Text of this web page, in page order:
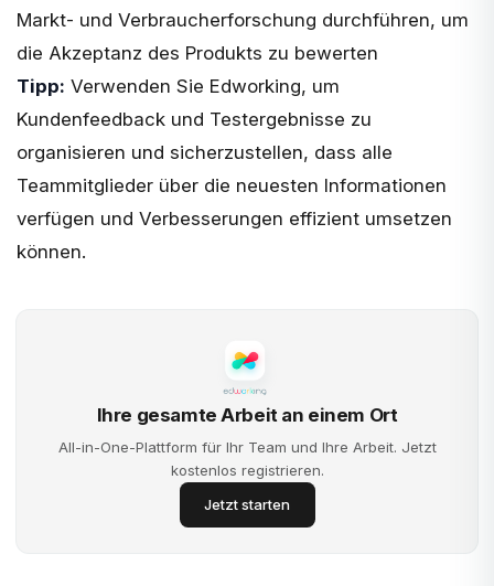
Markt- und Verbraucherforschung durchführen, um
die Akzeptanz des Produkts zu bewerten
Tipp: Verwenden Sie Edworking, um
Kundenfeedback und Testergebnisse zu
organisieren und sicherzustellen, dass alle
Teammitglieder über die neuesten Informationen
verfügen und Verbesserungen effizient umsetzen
können.
Ihre gesamte Arbeit an einem Ort
All-in-One-Plattform für Ihr Team und Ihre Arbeit. Jetzt
kostenlos registrieren.
Jetzt starten